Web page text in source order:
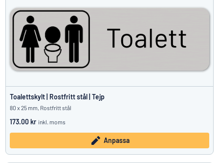
Toalettskylt | Rostfritt stål | Tejp
80 x 25 mm, Rostfritt stål
173.00 kr inkl. moms
Anpassa